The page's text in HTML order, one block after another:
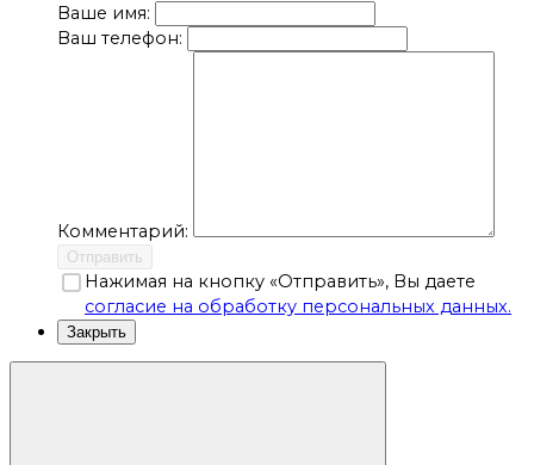
Ваше имя:
Ваш телефон:
Комментарий:
Отправить
Нажимая на кнопку «Отправить», Вы даете
согласие на обработку персональных данных.
Закрыть